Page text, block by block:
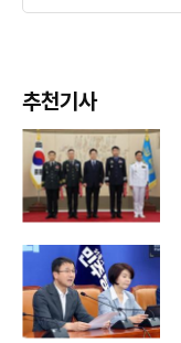
추천기사